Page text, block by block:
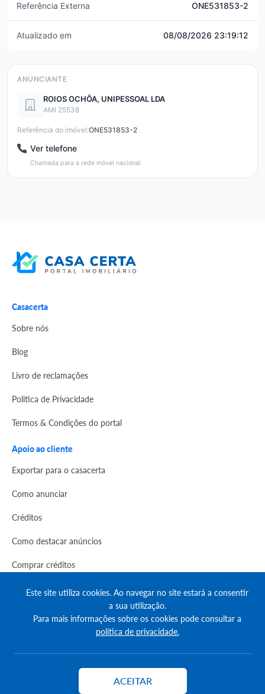
Referência Externa ONE531853-2
Atualizado em 08/08/2026 23:19:12
ANUNCIANTE
ROIOS OCHÔA, UNIPESSOAL LDA
AMI 25538
Referência do imóvel:ONE531853-2
Ver telefone
Chamada para a rede móvel nacional
Casacerta
Sobre nós
Blog
Livro de reclamações
Politica de Privacidade
Termos & Condições do portal
Apoio ao cliente
Exportar para o casacerta
Como anunciar
Créditos
Como destacar anúncios
Comprar créditos
FAQs
Informação
Este site utiliza cookies. Ao navegar no site estará a consentir
a sua utilização.
Para mais informações sobre os cookies pode consultar a
política de privacidade.
ACEITAR